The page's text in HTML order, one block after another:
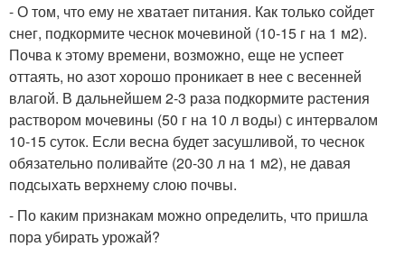
- О том, что ему не хватает питания. Как только сойдет
снег, подкормите чеснок мочевиной (10-15 г на 1 м2).
Почва к этому времени, возможно, еще не успеет
оттаять, но азот хорошо проникает в нее с весенней
влагой. В дальнейшем 2-3 раза подкормите растения
раствором мочевины (50 г на 10 л воды) с интервалом
10-15 суток. Если весна будет засушливой, то чеснок
обязательно поливайте (20-30 л на 1 м2), не давая
подсыхать верхнему слою почвы.
- По каким признакам можно определить, что пришла
пора убирать урожай?